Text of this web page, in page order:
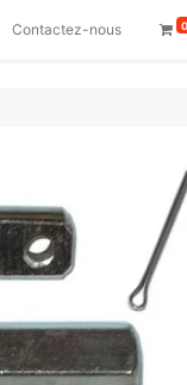
Contactez-nous 0